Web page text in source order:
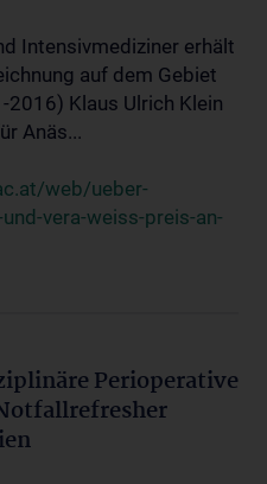
Intensivmediziner erhält
auf dem Gebiet
2016) Klaus Ulrich Klein
Anäs...
web/ueber-
vera-weiss-preis-an-
Perioperative